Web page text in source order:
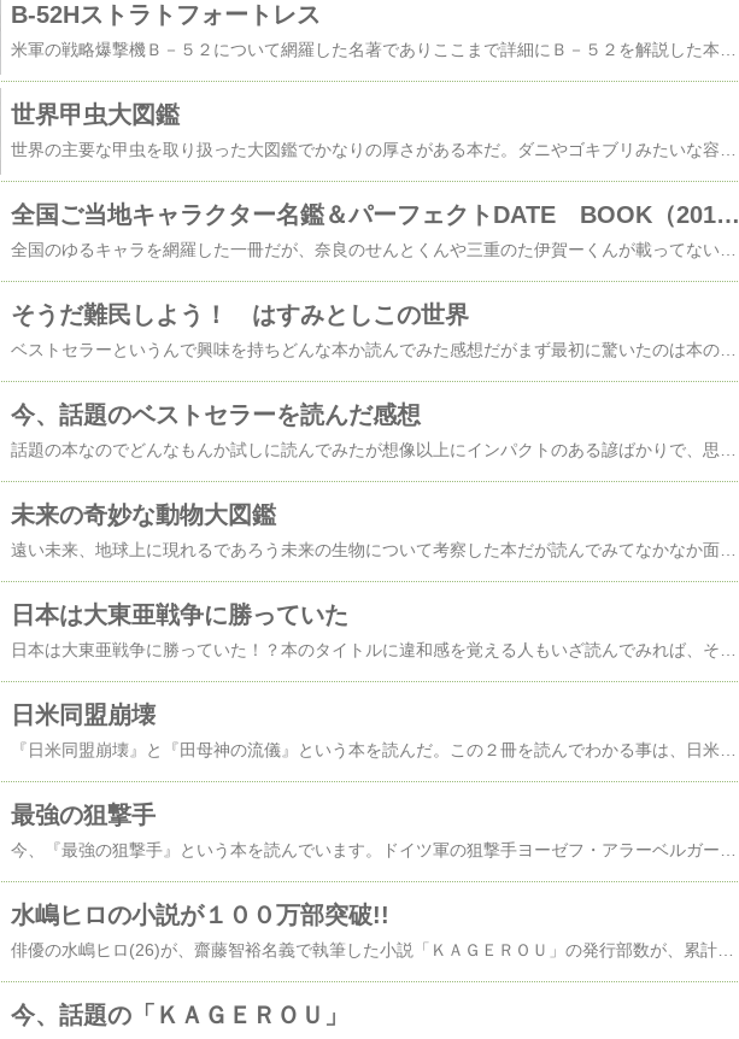
B-52Hストラトフォートレス
世界甲虫大図鑑
全国ご当地キャラクター名鑑＆パーフェクトDATE BOOK（2014）
そうだ難民しよう！ はすみとしこの世界
ベストセラーというんで興味を持ちどんな本か読んでみた感想だがまず最初に驚いたのは本のサイズ。意外と小さくて薄っぺらい本だったのでビックリページ数も50頁ほどしかない。これで定価９００円＋税は高い…と感じた。でも、読んでみたら著者の絵のセンスの良さに脱帽した
今、話題のベストセラーを読んだ感想
未来の奇妙な動物大図鑑
遠い未来、地球上に現れるであろう未来の生物について考察した本だが読んでみてなかなか面白かった。五百万年後に登場するというアフロチョウとか傑作だな。著者の想像力の豊かさに脱帽。でも、中にはガンダムに登場するモビルスーツによく似た生物も描かれていて、これは流石にどうかと思う。まあアイディアは面白いけどね
日本は大東亜戦争に勝っていた
日米同盟崩壊
最強の狙撃手
水嶋ヒロの小説が１００万部突破!!
俳優の水嶋ヒロ(26)が、齋藤智裕名義で執筆した小説「ＫＡＧＥＲＯＵ」の発行部数が、累計百万部に達したという。15日の発売から僅か２週間でミリオン達成かよ…凄ぇな。大手サイト「Amazon」での評価は芳しくないが書いた本人と出版社は大満足だろう。この勢いなら映画化も実現しそう
今、話題の「ＫＡＧＥＲＯＵ」